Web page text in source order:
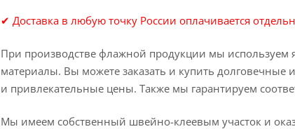
✔ Доставка в любую точку России оплачивается
При производстве флажной продукции мы используем
материалы. Вы можете заказать и купить
и привлекательные цены. Также мы гарантируем
Мы имеем собственный швейно-клеевым участок и